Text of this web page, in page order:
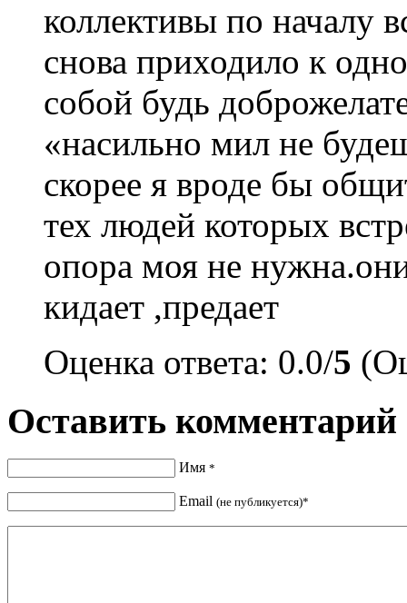
коллективы по началу
снова приходило к
собой будь
«насильно мил не
скорее я вроде бы
тех людей которых
опора моя не
кидает ,предает
Оценка ответа: 0.0/5
Оставить комментарий
Имя *
Email (не публикуется)*